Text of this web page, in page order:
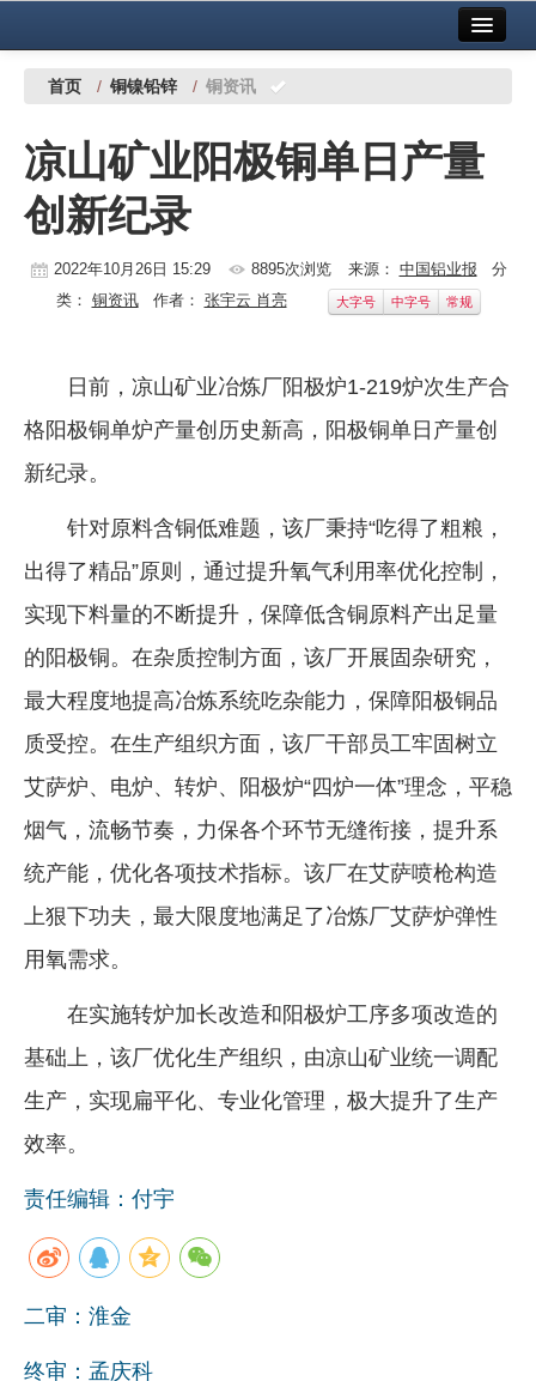
中国有色金属报社主办 广告服务
铜镍铅锌
铝
稀有稀土
镁钛
地矿 建设
党建工作
企业文化
《资源再生》杂志
行情报价
首页 / 铜镍铅锌 / 铜资讯
凉山矿业阳极铜单日产量
创新纪录
2022年10月26日 15:29 8895次浏览 来源： 中国铝业报 分
类： 铜资讯作者： 张宇云 肖亮 大字号 中字号 常规
日前，凉山矿业冶炼厂阳极炉1-219炉次生产合
格阳极铜单炉产量创历史新高，阳极铜单日产量创
新纪录。
针对原料含铜低难题，该厂秉持“吃得了粗粮，
出得了精品”原则，通过提升氧气利用率优化控制，
实现下料量的不断提升，保障低含铜原料产出足量
的阳极铜。在杂质控制方面，该厂开展固杂研究，
最大程度地提高冶炼系统吃杂能力，保障阳极铜品
质受控。在生产组织方面，该厂干部员工牢固树立
艾萨炉、电炉、转炉、阳极炉“四炉一体”理念，平稳
烟气，流畅节奏，力保各个环节无缝衔接，提升系
统产能，优化各项技术指标。该厂在艾萨喷枪构造
上狠下功夫，最大限度地满足了冶炼厂艾萨炉弹性
用氧需求。
在实施转炉加长改造和阳极炉工序多项改造的
基础上，该厂优化生产组织，由凉山矿业统一调配
生产，实现扁平化、专业化管理，极大提升了生产
效率。
责任编辑：付宇
二审：淮金
终审：孟庆科